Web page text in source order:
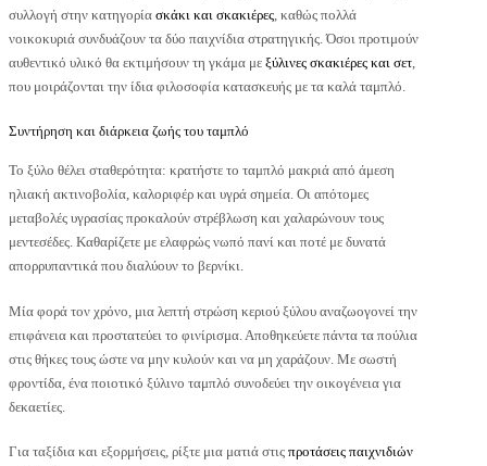
συλλογή στην κατηγορία σκάκι και σκακιέρες , καθώς πολλά
νοικοκυριά συνδυάζουν τα δύο παιχνίδια στρατηγικής. Όσοι προτιμούν
αυθεντικό υλικό θα εκτιμήσουν τη γκάμα με ξύλινες σκακιέρες και σετ
που μοιράζονται την ίδια φιλοσοφία κατασκευής με τα καλά ταμπλό.
Συντήρηση και διάρκεια ζωής του ταμπλό
Το ξύλο θέλει σταθερότητα: κρατήστε το ταμπλό μακριά από άμεση
ηλιακή ακτινοβολία, καλοριφέρ και υγρά σημεία. Οι απότομες
μεταβολές υγρασίας προκαλούν στρέβλωση και χαλαρώνουν τους
μεντεσέδες. Καθαρίζετε με ελαφρώς νωπό πανί και ποτέ με δυνατά
απορρυπαντικά που διαλύουν το βερνίκι.
Μία φορά τον χρόνο, μια λεπτή στρώση κεριού ξύλου αναζωογονεί την
επιφάνεια και προστατεύει το φινίρισμα. Αποθηκεύετε πάντα τα πούλια
στις θήκες τους ώστε να μην κυλούν και να μη χαράζουν. Με σωστή
φροντίδα, ένα ποιοτικό ξύλινο ταμπλό συνοδεύει την οικογένεια για
δεκαετίες.
Για ταξίδια και εξορμήσεις, ρίξτε μια ματιά στις προτάσεις παιχνιδιών